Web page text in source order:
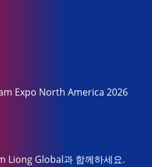
Expo North America 2026
Liong Global과 함께하세요.